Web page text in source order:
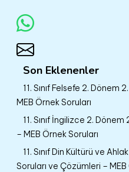
Son Eklenenler
11. Sınıf Felsefe 2. Dönem
MEB Örnek Soruları
11. Sınıf İngilizce 2. Dönem
– MEB Örnek Soruları
11. Sınıf Din Kültürü ve
Soruları ve Çözümleri – MEB